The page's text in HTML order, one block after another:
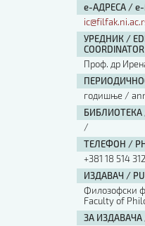
е-АДРЕСА / e-
УРЕДНИК /
COORDINATOR
Проф. др
годишње /
БИБЛИОТЕКА
/
ТЕЛЕФОН /
+381 18 514
ИЗДАВАЧ /
Филозофски
Faculty of
ЗА ИЗДАВАЧА /